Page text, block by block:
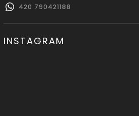
420 790421188
INSTAGRAM